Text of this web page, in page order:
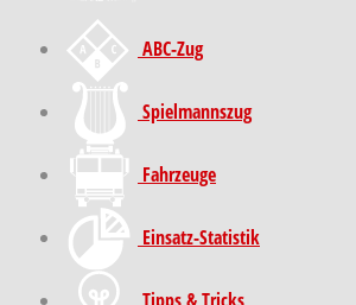
ABC-Zug
Spielmannszug
Fahrzeuge
Einsatz-Statistik
Tipps & Tricks